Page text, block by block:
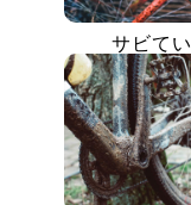
サビて